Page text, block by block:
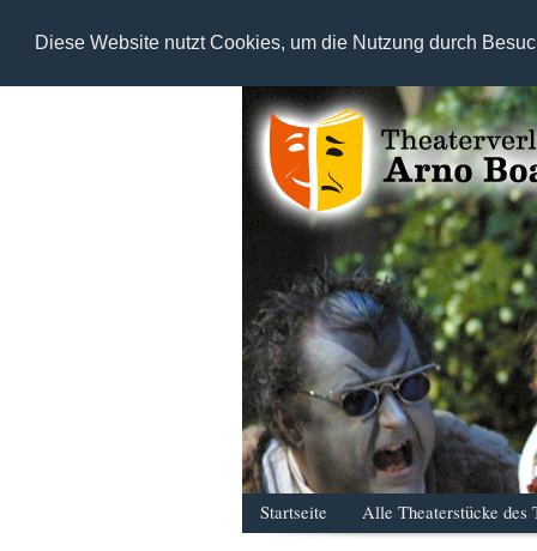
Diese Website nutzt Cookies, um die Nutzung durch
Startseite Alle Theaterstücke des